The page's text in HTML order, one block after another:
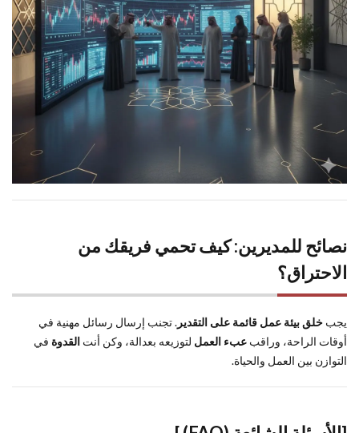
نصائح للمديرين: كيف تحمي فريقك من
الاحتراق؟
يجب خلق بيئة عمل قائمة على التقدير . تجنب إرسال رسائل مهنية في
أوقات الراحة، وراقب عبء العمل لتوزيعه بعدالة، وكن أنت القدوة في
التوازن بين العمل والحياة.